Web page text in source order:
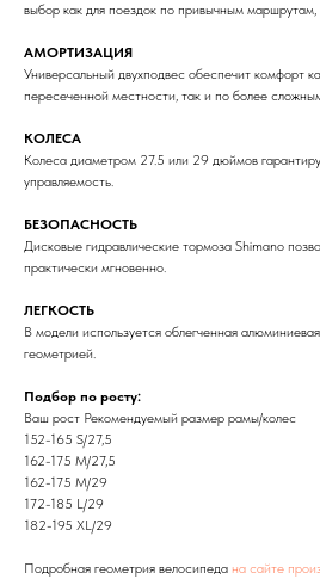
выбор как для поездок по привычным маршрутам,
АМОРТИЗАЦИЯ
Универсальный двухподвес обеспечит комфорт
пересеченной местности, так и по более
КОЛЕСА
Колеса диаметром 27.5 или 29 дюймов
управляемость.
БЕЗОПАСНОСТЬ
Дисковые гидравлические тормоза Shimano
практически мгновенно.
ЛЕГКОСТЬ
В модели используется облегченная
геометрией.
Подбор по росту:
Ваш рост Рекомендуемый размер рамы/колес
152-165 S/27,5
162-175 M/27,5
162-175 M/29
172-185 L/29
182-195 XL/29
Подробная геометрия велосипеда на сайте